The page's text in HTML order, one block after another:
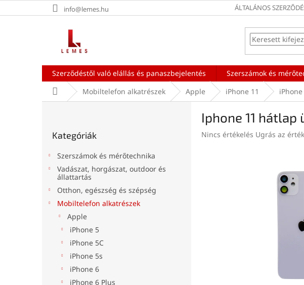
a
info@lemes.hu ÁLTALÁNOS
Szerződéstől való elállás és panaszbejelentés Szerszámok és
KezdőlapMobiltelefon alkatrészek Apple iPhone 11
átugrása
Kategóriák
Szerszámok és mérőtechnika
Vadászat, horgászat, outdoor és
állattartás
Otthon, egészség és szépség
Mobiltelefon alkatrészek
Apple
iPhone 5
iPhone 5C
iPhone 5s
iPhone 6
iPhone 6 Plus
Iphone 11
A
Nincs értékelés Ugrás az